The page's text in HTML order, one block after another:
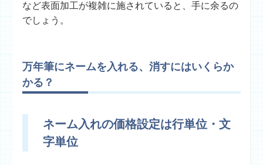
など表面加工が複雑に施されていると、手に余るの
でしょう。
万年筆にネームを入れる、消すにはいくらか
かる？
ネーム入れの価格設定は行単位・文
字単位